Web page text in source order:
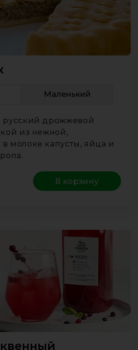
Маленький
русский дрожжевой
из нежной,
молоке капусты, яйца и
В корзину